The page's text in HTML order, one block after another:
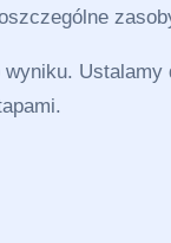
Ustalamy